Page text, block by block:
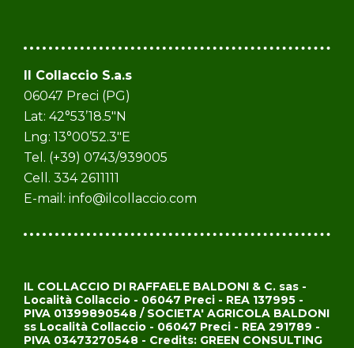
Il Collaccio S.a.s
06047 Preci (PG)
Lat: 42°53’18.5″N
Lng: 13°00’52.3″E
Tel. (+39) 0743/939005
Cell. 334 2611111
E-mail: info@ilcollaccio.com
IL COLLACCIO DI RAFFAELE BALDONI & C. sas -
Località Collaccio - 06047 Preci - REA 137995 -
PIVA 01399890548 / SOCIETA' AGRICOLA BALDONI
ss Località Collaccio - 06047 Preci - REA 291789 -
PIVA 03473270548 - Credits: GREEN CONSULTING